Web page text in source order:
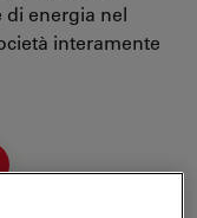
di energia nel
interamente